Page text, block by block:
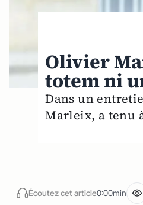
Olivier
totem ni
Dans un
Marleix, a tenu
Écoutez cet article0:00min